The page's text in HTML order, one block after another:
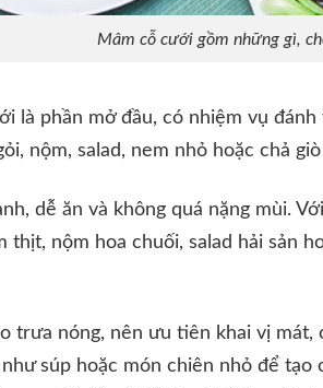
Mâm cỗ cưới gồm những gì,
là phần mở đầu, có nhiệm vụ
nộm, salad, nem nhỏ hoặc chả
dễ ăn và không quá nặng mùi.
thịt, nộm hoa chuối, salad hải sản
trưa nóng, nên ưu tiên khai vị
súp hoặc món chiên nhỏ để tạo